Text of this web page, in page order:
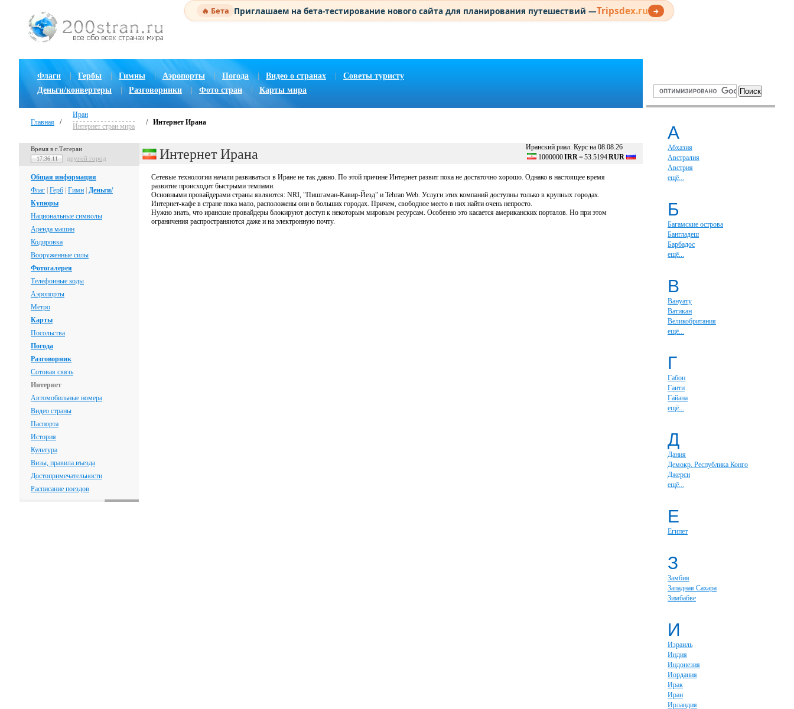
🔥 Бета Приглашаем на бета-тестирование нового сайта для планирования путешествий —Tripsdex.ru →
Флаги Гербы Гимны | Аэропорты Погода | Видео о странах
Советы туристу
Деньги/конвертеры
Разговорники Фото стран Карты мира
Главная /
Иран
Интернет стран мира
/ Интернет Ирана
Время в г.Тегеран
17:36:12 другой город
Общая информация
Флаг Герб Гимн Деньги/
Купюры
Национальные символы
Аренда машин
Кодировка
Вооруженные силы
Фотогалерея
Телефонные коды
Аэропорты
Метро
Карты
Посольства
Погода
Разговорник
Сотовая связь
Интернет
Автомобильные номера
Видео страны
Паспорта
История
Культура
Визы, правила въезда
Достопримечательности
Расписание поездов
Иранский риал. Курс на 08.08.26
1000000IRR=53.5194RUR
Интернет Ирана
Сетевые технологии начали развиваться в Иране не так давно. По этой причине Интернет развит пока не достаточно хорошо. Однако в настоящее время
развитие происходит быстрыми темпами.
Основными провайдерами страны являются: NRI, "Пишгаман-Кавир-Йезд" и Tehran Web. Услуги этих компаний доступны только в крупных городах.
Интернет-кафе в стране пока мало, расположены они в больших городах. Причем, свободное место в них найти очень непросто.
Нужно знать, что иранские провайдеры блокируют доступ к некоторым мировым ресурсам. Особенно это касается американских порталов. Но при этом
ограничения распространяются даже и на электронную почту.
А
Абхазия
Австралия
Австрия
ещё...
Б
Багамские острова
Бангладеш
Барбадос
ещё...
В
Вануату
Ватикан
Великобритания
ещё...
Г
Габон
Гаити
Гайана
ещё...
Д
Дания
Демокр. Республика Конго
Джерси
ещё...
Е
Египет
З
Замбия
Западная Сахара
Зимбабве
И
Израиль
Индия
Индонезия
Иордания
Ирак
Иран
Ирландия